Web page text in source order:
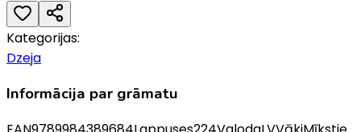
Kategorijas:
Dzeja
Informācija par grāmatu